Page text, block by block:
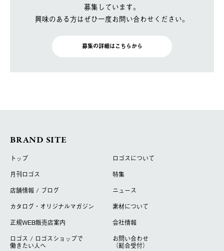
募集しています。
興味のある方はぜひ一度お問い合わせください。
募集の詳細はこちらから
BRAND SITE
トップ
ロゴスについて
月刊ロゴス
特集
店舗情報 / ブログ
ニュース
カタログ・オリジナルマガジン
素材について
正規WEB販売店案内
会社情報
ロゴス / ロゴスショップで
働きたい人へ
お問い合わせ
（総合受付）